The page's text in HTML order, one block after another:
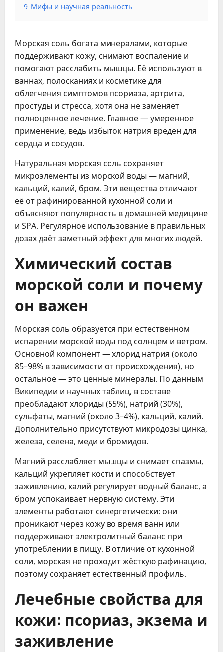
9 Мифы и научная реальность
Морская соль богата минералами, которые
поддерживают кожу, снимают воспаление и
помогают расслабить мышцы. Её используют в
ваннах, полосканиях и косметике для
облегчения симптомов псориаза, артрита,
простуды и стресса, хотя она не заменяет
полноценное лечение. Главное — умеренное
применение, ведь избыток натрия вреден для
сердца и сосудов.
Натуральная морская соль сохраняет
микроэлементы из морской воды — магний,
кальций, калий, бром. Эти вещества отличают
её от рафинированной кухонной соли и
объясняют популярность в домашней медицине
и SPA. Регулярное использование в правильных
дозах даёт заметный эффект для многих людей.
Химический состав
морской соли и почему
он важен
Морская соль образуется при естественном
испарении морской воды под солнцем и ветром.
Основной компонент — хлорид натрия (около
85–98% в зависимости от происхождения), но
остальное — это ценные минералы. По данным
Википедии и научных таблиц, в составе
преобладают хлориды (55%), натрий (30%),
сульфаты, магний (около 3–4%), кальций, калий.
Дополнительно присутствуют микродозы цинка,
железа, селена, меди и бромидов.
Магний расслабляет мышцы и снимает спазмы,
кальций укрепляет кости и способствует
заживлению, калий регулирует водный баланс, а
бром успокаивает нервную систему. Эти
элементы работают синергетически: они
проникают через кожу во время ванн или
поддерживают электролитный баланс при
употреблении в пищу. В отличие от кухонной
соли, морская не проходит жёсткую рафинацию,
поэтому сохраняет естественный профиль.
Лечебные свойства для
кожи: псориаз, экзема и
заживление